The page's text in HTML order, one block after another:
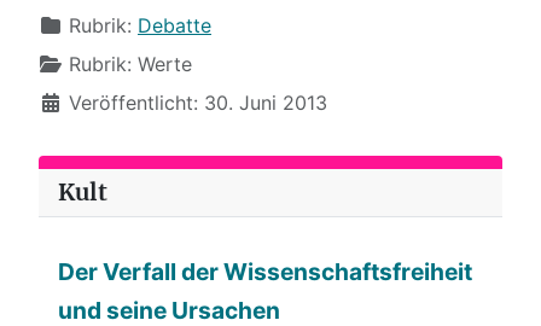
Rubrik: Debatte
Rubrik: Werte
Veröffentlicht: 30. Juni 2013
Kult
Der Verfall der Wissenschaftsfreiheit
und seine Ursachen